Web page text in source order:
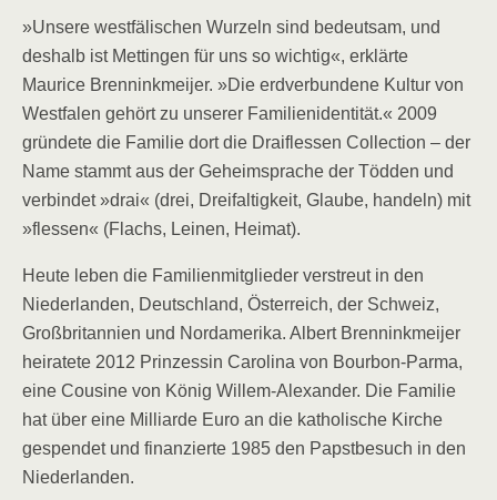
»Unsere westfälischen Wurzeln sind bedeutsam, und
deshalb ist Mettingen für uns so wichtig«, erklärte
Maurice Brenninkmeijer. »Die erdverbundene Kultur von
Westfalen gehört zu unserer Familienidentität.« 2009
gründete die Familie dort die Draiflessen Collection – der
Name stammt aus der Geheimsprache der Tödden und
verbindet »drai« (drei, Dreifaltigkeit, Glaube, handeln) mit
»flessen« (Flachs, Leinen, Heimat).
Heute leben die Familienmitglieder verstreut in den
Niederlanden, Deutschland, Österreich, der Schweiz,
Großbritannien und Nordamerika. Albert Brenninkmeijer
heiratete 2012 Prinzessin Carolina von Bourbon-Parma,
eine Cousine von König Willem-Alexander. Die Familie
hat über eine Milliarde Euro an die katholische Kirche
gespendet und finanzierte 1985 den Papstbesuch in den
Niederlanden.